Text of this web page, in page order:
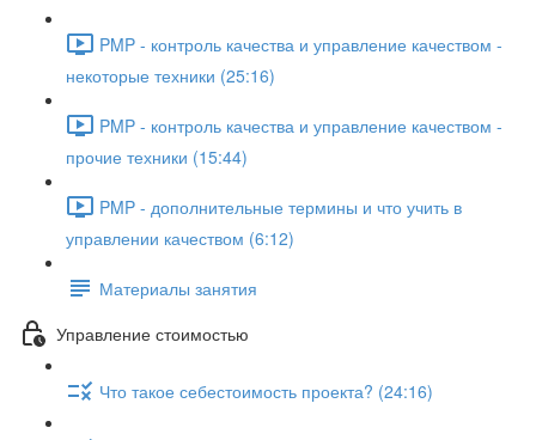
PMP - контроль качества и управление качеством -
некоторые техники (25:16)
PMP - контроль качества и управление качеством -
прочие техники (15:44)
PMP - дополнительные термины и что учить в
управлении качеством (6:12)
Материалы занятия
Управление стоимостью
Что такое себестоимость проекта? (24:16)